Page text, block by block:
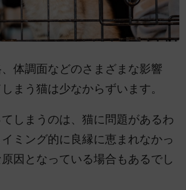
体調面などのさまざまな影響
まう猫は少なからずいます。
しまうのは、猫に問題があるわ
ミング的に良縁に恵まれなかっ
因となっている場合もあるでし